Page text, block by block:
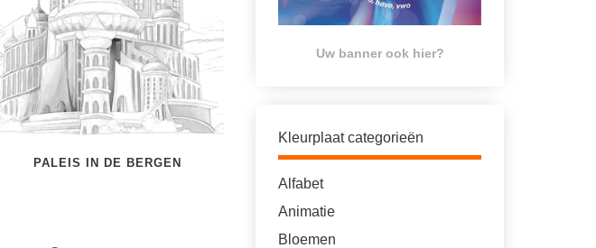
PALEIS IN DE BERGEN
Uw banner ook hier?
Kleurplaat categorieën
Alfabet
Animatie
Bloemen